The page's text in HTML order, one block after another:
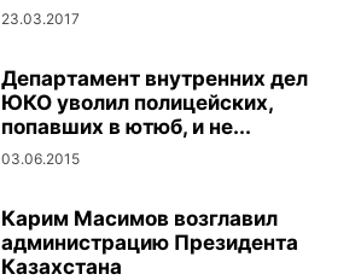
23.03.2017
Департамент внутренних дел
ЮКО уволил полицейских,
попавших в ютюб, и не...
03.06.2015
Карим Масимов возглавил
администрацию Президента
Казахстана